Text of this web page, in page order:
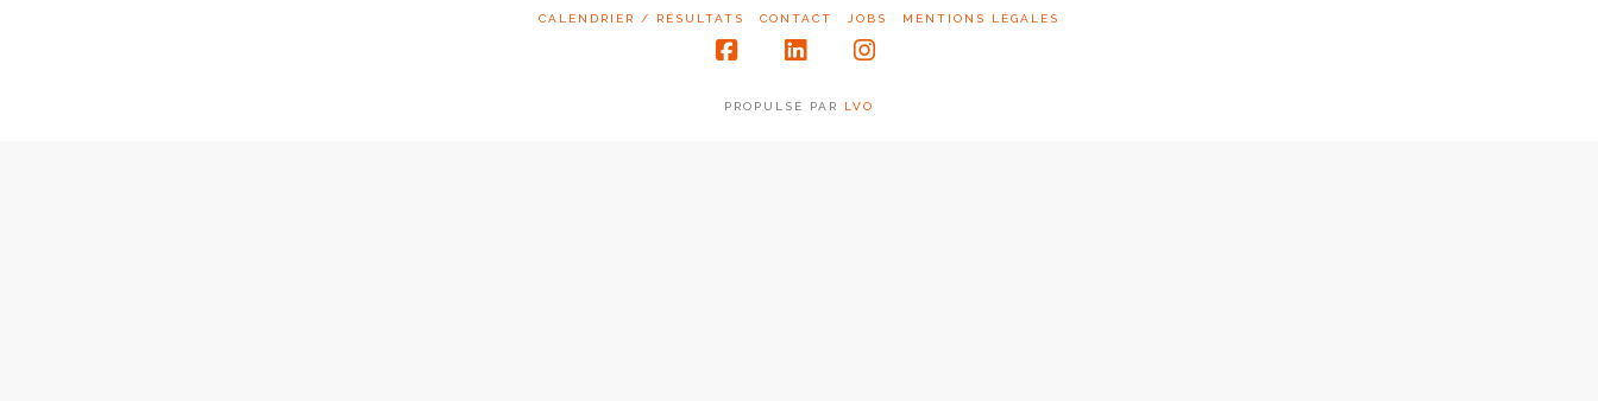
CALENDRIER / RÉSULTATS CONTACT JOBS MENTIONS LÉGALES
PROPULSÉ PAR LVO